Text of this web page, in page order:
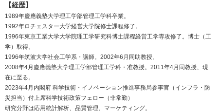
【経歴】
1989年慶應義塾大学理工学部管理工学科卒業。
1992年ロチェスター大学経営大学院修士課程修了。
1996年東京工業大学大学院理工学研究科博士課程経営工学専攻修了。博士（工
学）取得。
1996年筑波大学社会工学系・講師。2002年6月同助教授。
2008年4月慶應義塾大学理工学部管理工学科・准教授。2011年4月同教授、現
在に至る。
2023年4月内閣府 科学技術・イノベーション推進事務局参事官（インフラ・防
災担当）付上席科学技術政策フェロー（非常勤）
研究分野は応用統計解析、品質管理、マーケティング。